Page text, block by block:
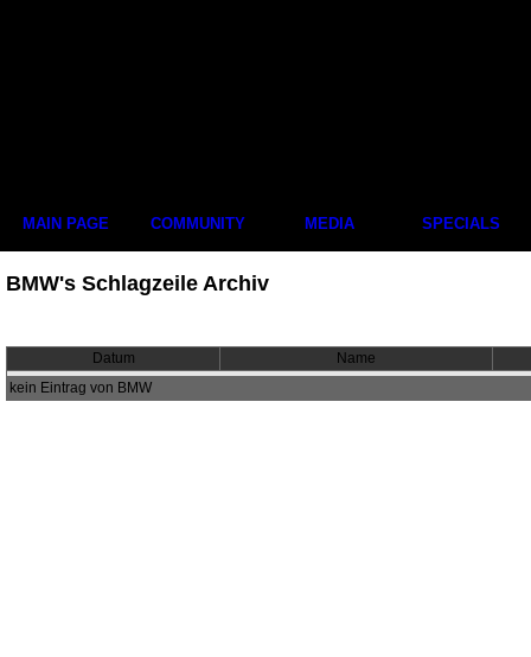
MAIN PAGE COMMUNITY MEDIA SPECIALS
BMW's Schlagzeile Archiv
Datum
Name
kein Eintrag von BMW